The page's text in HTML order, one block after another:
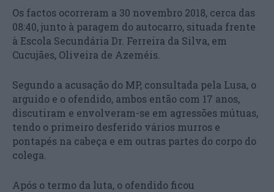
Os factos ocorreram a 30 novembro 2018, cerca das
08:40, junto à paragem do autocarro, situada frente
à Escola Secundária Dr. Ferreira da Silva, em
Cucujães, Oliveira de Azeméis.
Segundo a acusação do MP, consultada pela Lusa, o
arguido e o ofendido, ambos então com 17 anos,
discutiram e envolveram-se em agressões mútuas,
tendo o primeiro desferido vários murros e
pontapés na cabeça e em outras partes do corpo do
colega.
Após o termo da luta, o ofendido ficou